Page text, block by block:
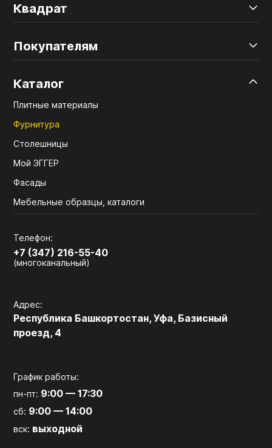
Квадрат
Покупателям
Каталог
Плитные материалы
Фурнитура
Столешницы
Мой ЭГГЕР
Фасады
Мебельные образцы, каталоги
Телефон:
+7 (347) 216-55-40
(многоканальный)
Адрес:
Республика Башкортостан, Уфа, Базисный
проезд, 4
График работы:
пн-пт: 9:00 — 17:30
сб: 9:00 — 14:00
вск: выходной